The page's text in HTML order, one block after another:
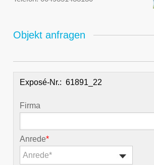
Objekt anfragen
Exposé-Nr.:
Firma
Anrede*
Anrede*